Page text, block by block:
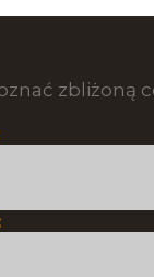
zbliżoną